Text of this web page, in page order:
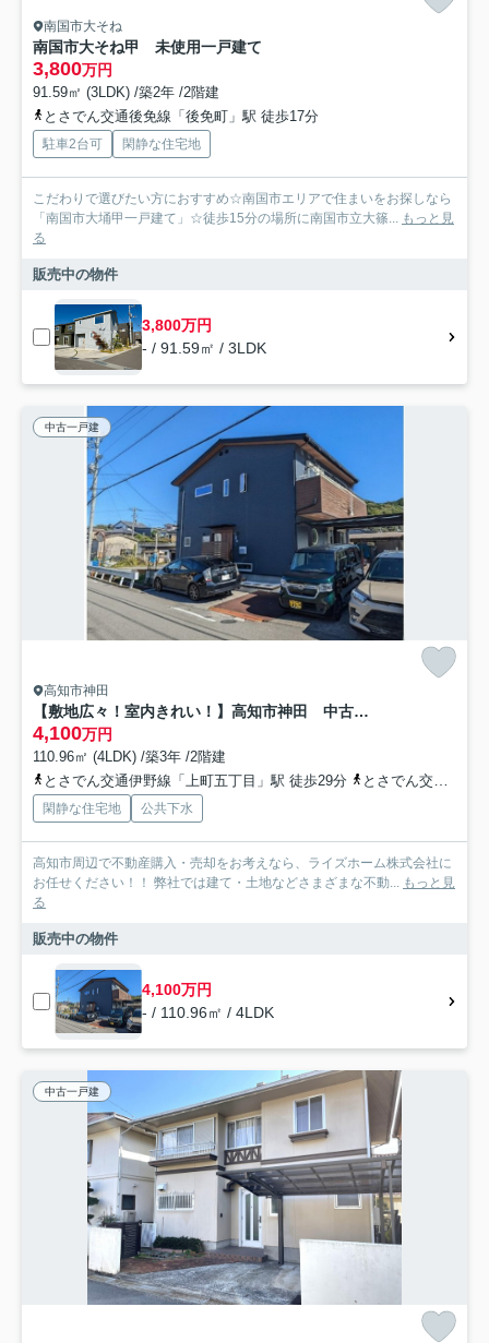
南国市大そね
南国市大そね甲 未使用一戸建て
3,800万円
91.59㎡ (3LDK) /築2年 /2階建
とさでん交通後免線「後免町」駅 徒歩17分
駐車2台可 閑静な住宅地
こだわりで選びたい方におすすめ☆南国市エリアで住まいをお探しなら
「南国市大埇甲一戸建て」☆徒歩15分の場所に南国市立大篠... もっと見
る
販売中の物件
3,800万円
- / 91.59㎡ / 3LDK
中古一戸建
高知市神田
【敷地広々！室内きれい！】高知市神田 中古一戸建て
4,100万円
110.96㎡ (4LDK) /築3年 /2階建
とさでん交通伊野線「上町五丁目」駅 徒歩29分
とさでん交通「吉野川橋（高知県）」バス停下車 徒歩4分
閑静な住宅地 公共下水
高知市周辺で不動産購入・売却をお考えなら、ライズホーム株式会社に
お任せください！！ 弊社では建て・土地などさまざまな不動... もっと見
る
販売中の物件
4,100万円
- / 110.96㎡ / 4LDK
中古一戸建